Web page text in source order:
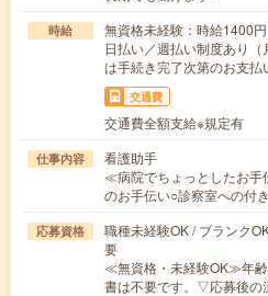
時給
無資格未経験：時給
日払い／週払い制度あり
は手続き完了次第のお支払
交通費
交通費全額支給※規定有
仕事内容
看護助手
≪病院でちょっとしたお
のお手伝い○診察室への付
応募資格
職種未経験OK / ブランク
要
≪無資格・未経験OK≫年
書は不要です。▽応募後